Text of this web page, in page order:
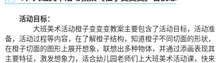
活动目标：
大班美术活动橙子变变变教案主要包含了活动目标，活动准
备，活动过程等内容，在了解橙子结构，知道橙子不同切面的形状，
在橙子切面的图形上展开想象，联想出多种物体，并通过添画表现其
主要特征，激发想象力，适合幼儿园老师们上大班美术活动课，快来